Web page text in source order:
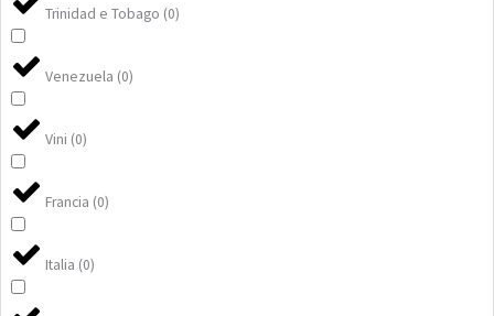
Trinidad e Tobago (0)
Venezuela (0)
Vini (0)
Francia (0)
Italia (0)